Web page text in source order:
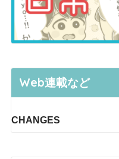
Web連載など
CHANGES